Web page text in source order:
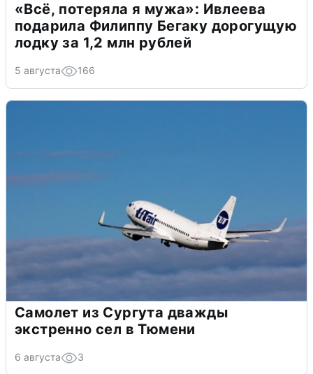
«Всё, потеряла я мужа»: Ивлеева
подарила Филиппу Бегаку дорогущую
лодку за 1,2 млн рублей
5 августа 166
Самолет из Сургута дважды
экстренно сел в Тюмени
6 августа 3